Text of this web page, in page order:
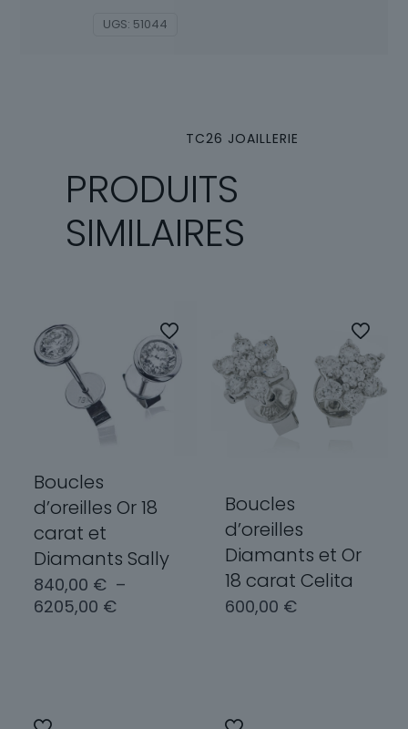
UGS: 51044
TC26 JOAILLERIE
PRODUITS
SIMILAIRES
Boucles
d’oreilles Or 18
carat et
Diamants Sally
840,00 € –
6205,00 €Plage
Ce
Boucles
d’oreilles
Diamants et Or
18 carat Celita
600,00 €
Ce